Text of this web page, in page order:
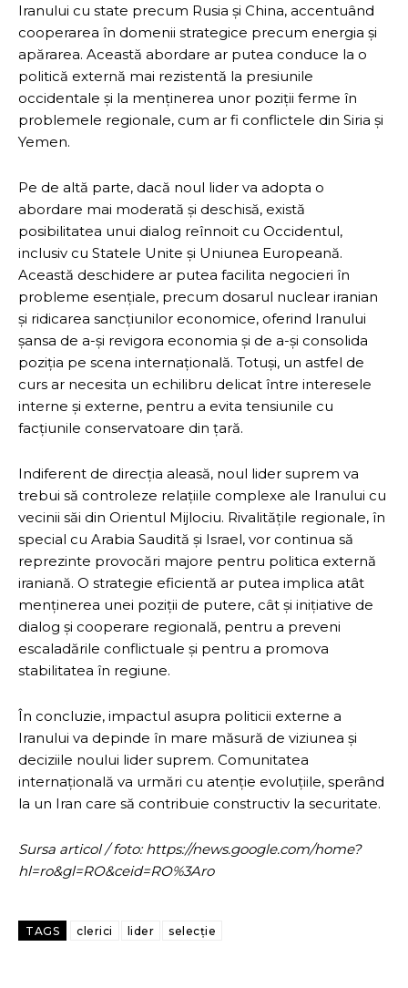
Iranului cu state precum Rusia și China, accentuând
cooperarea în domenii strategice precum energia și
apărarea. Această abordare ar putea conduce la o
politică externă mai rezistentă la presiunile
occidentale și la menținerea unor poziții ferme în
problemele regionale, cum ar fi conflictele din Siria și
Yemen.
Pe de altă parte, dacă noul lider va adopta o
abordare mai moderată și deschisă, există
posibilitatea unui dialog reînnoit cu Occidentul,
inclusiv cu Statele Unite și Uniunea Europeană.
Această deschidere ar putea facilita negocieri în
probleme esențiale, precum dosarul nuclear iranian
și ridicarea sancțiunilor economice, oferind Iranului
șansa de a-și revigora economia și de a-și consolida
poziția pe scena internațională. Totuși, un astfel de
curs ar necesita un echilibru delicat între interesele
interne și externe, pentru a evita tensiunile cu
facțiunile conservatoare din țară.
Indiferent de direcția aleasă, noul lider suprem va
trebui să controleze relațiile complexe ale Iranului cu
vecinii săi din Orientul Mijlociu. Rivalitățile regionale, în
special cu Arabia Saudită și Israel, vor continua să
reprezinte provocări majore pentru politica externă
iraniană. O strategie eficientă ar putea implica atât
menținerea unei poziții de putere, cât și inițiative de
dialog și cooperare regională, pentru a preveni
escaladările conflictuale și pentru a promova
stabilitatea în regiune.
În concluzie, impactul asupra politicii externe a
Iranului va depinde în mare măsură de viziunea și
deciziile noului lider suprem. Comunitatea
internațională va urmări cu atenție evoluțiile, sperând
la un Iran care să contribuie constructiv la securitate.
Sursa articol / foto: https://news.google.com/home?
hl=ro&gl=RO&ceid=RO%3Aro
TAGS clerici lider selecție